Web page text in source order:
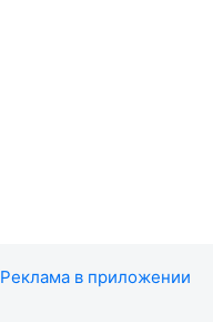
Реклама в приложении